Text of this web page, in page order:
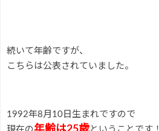
続いて年齢ですが、
こちらは公表されていました。
1992年8月10日生まれですので